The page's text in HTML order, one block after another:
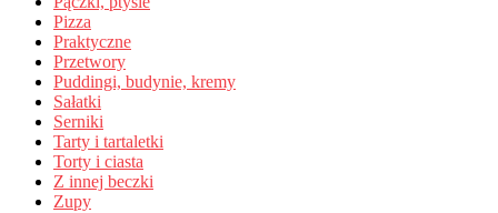
Pizza
Praktyczne
Przetwory
Puddingi, budynie, kremy
Sałatki
Serniki
Tarty i tartaletki
Torty i ciasta
Z innej beczki
Zupy